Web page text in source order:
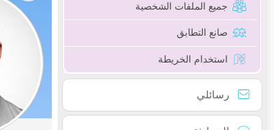
جميع الملفات الشخصية
صانع التطابق
استخدام الخريطة
رسائلي